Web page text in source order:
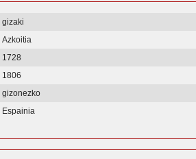
gizaki
Azkoitia
1728
1806
gizonezko
Espainia